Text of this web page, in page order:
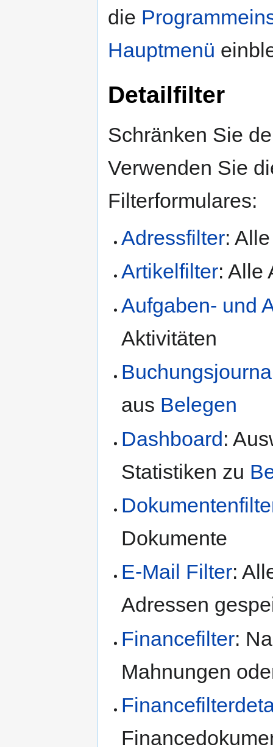
die
Hauptmenü
Detailfilter
Schränken Sie
Verwenden Sie
Filterformulares:
Adressfilter:
Artikelfilter: Alle
Aufgaben- und
Aktivitäten
aus Belegen
Dashboard:
Statistiken zu
Dokumente
E-Mail Filter:
Adressen
Financefilter:
Mahnungen